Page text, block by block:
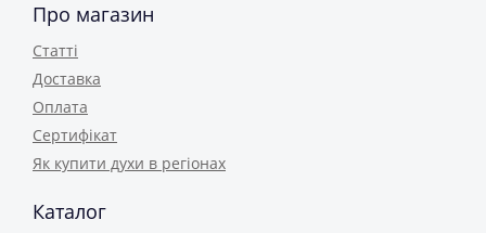
Про магазин
Статті
Доставка
Оплата
Сертифікат
Як купити духи в регіонах
Каталог